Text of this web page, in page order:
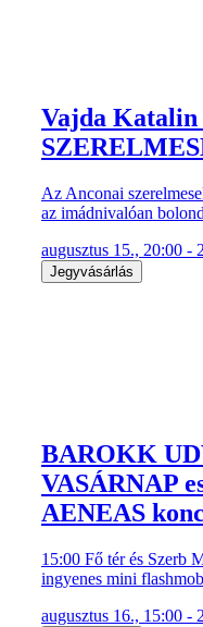
Vajda
Az Anconai
az imádnivalóan
augusztus 15., 20:00 -
Jegyvásárlás
BAROKK
VASÁRNAP
AENEAS
15:00 Fő tér és Szerb
ingyenes mini
augusztus 16., 15:00 -